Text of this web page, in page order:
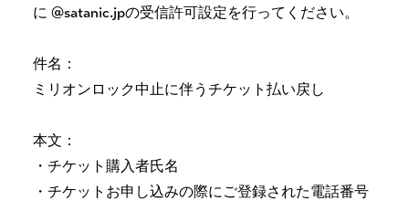
に @satanic.jpの受信許可設定を行ってください。
件名：
ミリオンロック中止に伴うチケット払い戻し
本文：
・チケット購入者氏名
・チケットお申し込みの際にご登録された電話番号